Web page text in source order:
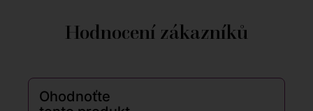
Hodnocení zákazníků
Ohodnoťte